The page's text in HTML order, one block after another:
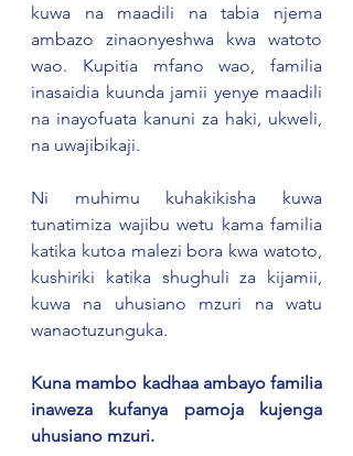
kuwa na maadili na tabia njema
ambazo zinaonyeshwa kwa watoto
wao. Kupitia mfano wao, familia
inasaidia kuunda jamii yenye maadili
na inayofuata kanuni za haki, ukweli,
na uwajibikaji.
Ni muhimu kuhakikisha kuwa
tunatimiza wajibu wetu kama familia
katika kutoa malezi bora kwa watoto,
kushiriki katika shughuli za kijamii,
kuwa na uhusiano mzuri na watu
wanaotuzunguka.
Kuna mambo kadhaa ambayo familia
inaweza kufanya pamoja kujenga
uhusiano mzuri.